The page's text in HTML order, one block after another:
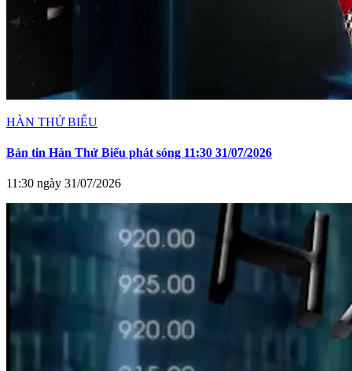
HÀN THỬ BIỂU
Bản tin Hàn Thử Biểu phát sóng 11:30 31/07/2026
11:30 ngày 31/07/2026